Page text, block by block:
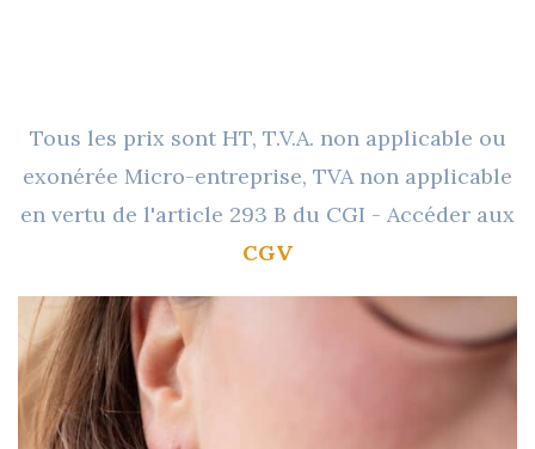
Tous les prix sont HT, T.V.A. non applicable ou
exonérée Micro-entreprise, TVA non applicable
en vertu de l'article 293 B du CGI - Accéder aux
CGV